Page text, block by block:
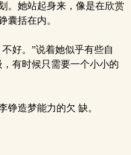
。她站起身来，像是在欣赏
囊括在内。
好。”说着她似乎有些自
有时候只需要一个小小的
造梦能力的欠 缺。